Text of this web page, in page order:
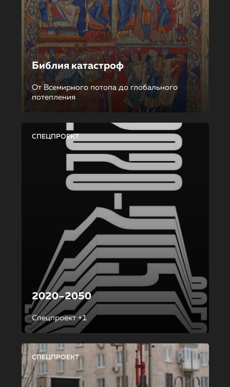
Библия катастроф
От Всемирного потопа до глобального
потепления
СПЕЦПРОЕКТ
2020–2050
Спецпроект +1
СПЕЦПРОЕКТ